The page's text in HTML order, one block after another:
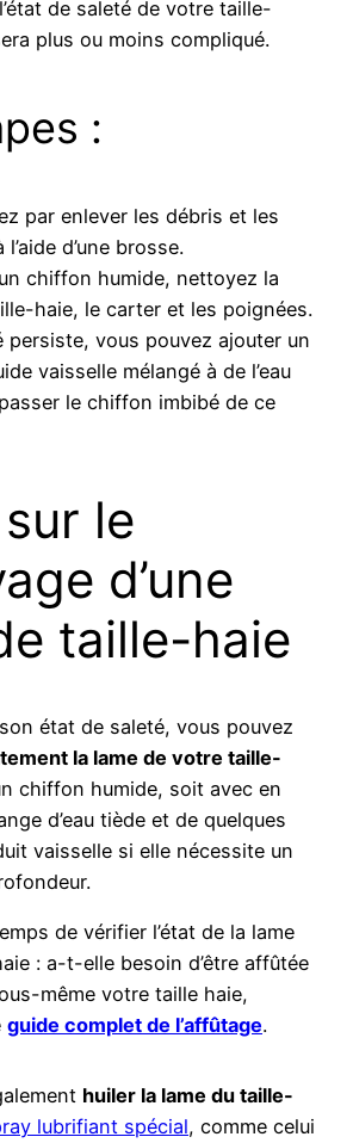
de saleté de votre taille-
plus ou moins compliqué.
:
par enlever les débris et les
d’une brosse.
chiffon humide, nettoyez la
haie, le carter et les poignées.
persiste, vous pouvez ajouter un
vaisselle mélangé à de l’eau
le chiffon imbibé de ce
le
d’une
taille-haie
état de saleté, vous pouvez
la lame de votre taille-
chiffon humide, soit avec en
d’eau tiède et de quelques
vaisselle si elle nécessite un
de vérifier l’état de la lame
: a-t-elle besoin d’être affûtée
même votre taille haie,
guide complet de l’affûtage.
huiler la lame du taille-
lubrifiant spécial, comme celui